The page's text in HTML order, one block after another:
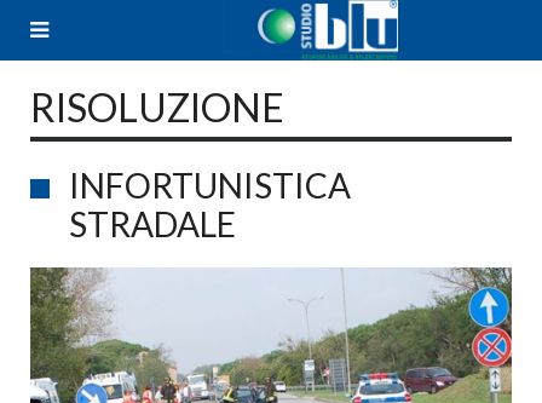
RISOLUZIONE
INFORTUNISTICA
STRADALE